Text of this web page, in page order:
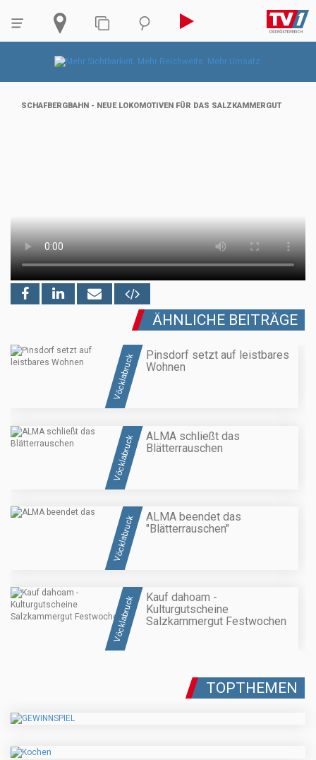
SCHAFBERGBAHN - NEUE LOKOMOTIVEN FÜR DAS SALZKAMMERGUT
ÄHNLICHE BEITRÄGE
Vöcklabruck
Pinsdorf setzt auf leistbares
Wohnen
Vöcklabruck
ALMA schließt das
Blätterrauschen
Vöcklabruck
ALMA beendet das
"Blätterrauschen"
Vöcklabruck
Kauf dahoam -
Kulturgutscheine
Salzkammergut Festwochen
TOPTHEMEN